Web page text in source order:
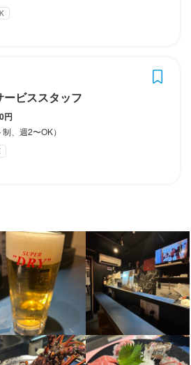
ビススタッフ
円
、週2〜OK）
フト制(毎回、時間・曜日を選べる)
り
学生歓迎
個人経営(2店舗以内)
平均年齢20代
く楽しく仕事しています！
ポイント
、将来に向け必要なことはすべて教